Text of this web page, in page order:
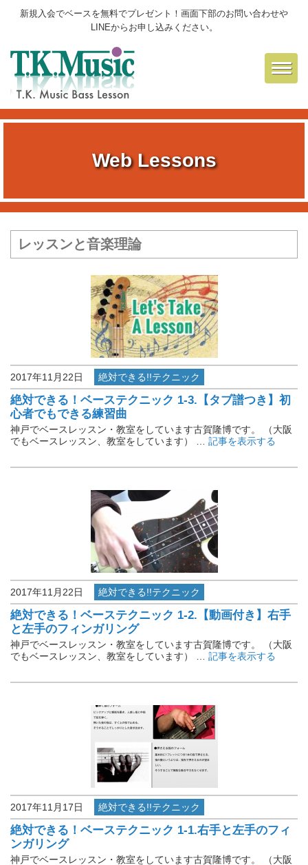
新規入会でベースを無料でプレゼント！画面下部のお問い合わせや
LINEからお申し込みください。
Web Lessons
レッスンと音楽理論
2017年11月22日 絶対できる!!テクニック
絶対できる！ベーステクニック 1-3.【タブ譜つき】初
心者でもできる練習曲
神戸でベースレッスン・教室をしています古賀隆博です。 （大阪
でもベースレッスン、教室をしています） … 記事を表示する
2017年11月22日 絶対できる!!テクニック
絶対できる！ベーステクニック 1-2.【動画付き】右手
と左手のフィンガリング
神戸でベースレッスン・教室をしています古賀隆博です。 （大阪
でもベースレッスン、教室をしています） …
記事を表示する
2017年11月17日 絶対できる!!テクニック
絶対できる！ベーステクニック 1-1.右手と左手のフィ
ンガリング
神戸でベースレッスン・教室をしています古賀隆博です。 （大阪